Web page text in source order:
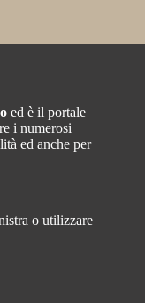
ed è il portale
i numerosi
ed anche per
o utilizzare